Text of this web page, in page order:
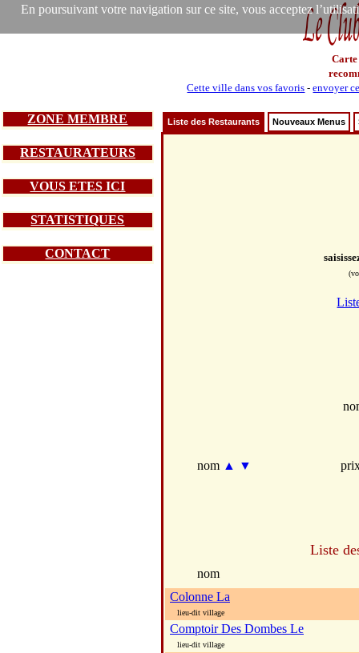
En poursuivant votre navigation sur ce site, vous acceptez
Carte
Cette ville dans vos favoris -envoyer
ZONE MEMBRE
RESTAURATEURS
VOUS ETES ICI
STATISTIQUES
CONTACT
Liste des Restaurants Nouveaux Menus
nom ▲ ▼
Liste
nom
Colonne La
lieu-dit village
Comptoir Des Dombes Le
lieu-dit village